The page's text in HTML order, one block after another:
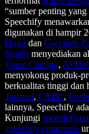
“sumber penting
Speechify
digunakan di hampir
Dogg dan Gwyneth
Studio menyediakan
Voice Cloning, AI
menyokong produk-
berkualitas tinggi dan
Journal, CNBC,
lainnya, Speechify
Kunjungi
speechify.com/press